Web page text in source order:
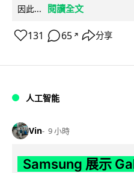
因此...
閱讀全文
131 65 ↗ 分享
人工智能
Vin 9 小時
Samsung 展示